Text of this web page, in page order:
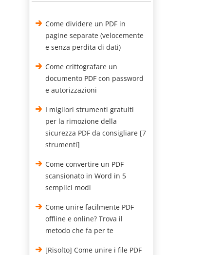
Come dividere un PDF in
pagine separate (velocemente
e senza perdita di dati)
Come crittografare un
documento PDF con password
e autorizzazioni
I migliori strumenti gratuiti
per la rimozione della
sicurezza PDF da consigliare [7
strumenti]
Come convertire un PDF
scansionato in Word in 5
semplici modi
Come unire facilmente PDF
offline e online? Trova il
metodo che fa per te
[Risolto] Come unire i file PDF